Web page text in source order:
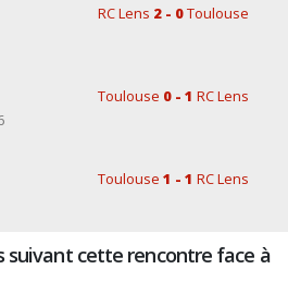
RC Lens 2 - 0Toulouse
Toulouse 0 - 1 RC Lens
Toulouse 1 - 1 RC Lens
cette rencontre face à